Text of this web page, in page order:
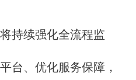
续强化全流程监
台、优化服务保障，